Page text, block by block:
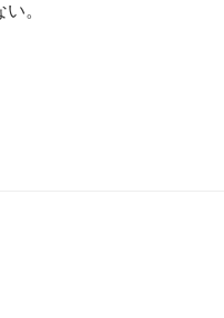
。